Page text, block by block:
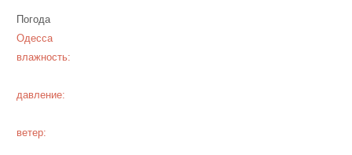
Погода
Одесса
влажность:
давление:
ветер: